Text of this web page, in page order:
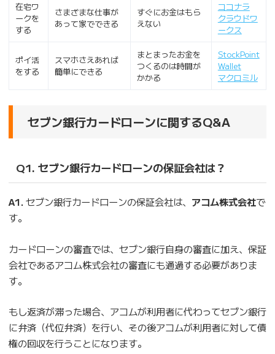
在宅ワ
ークを
する
さまざまな仕事が
あって家でできる
すぐにお金はもら
えない
ココナラ
クラウドワ
ークス
ポイ活
をする
スマホさえあれば
簡単にできる
まとまったお金を
つくるのは時間が
かかる
StockPoint
Wallet
マクロミル
セブン銀行カードローンに関するQ&A
Q1. セブン銀行カードローンの保証会社は？
A1. セブン銀行カードローンの保証会社は、 アコム株式会社で
す。
カードローンの審査では、セブン銀行自身の審査に加え、保証
会社であるアコム株式会社の審査にも通過する必要がありま
す。
もし返済が滞った場合、アコムが利用者に代わってセブン銀行
に弁済（代位弁済）を行い、その後アコムが利用者に対して債
権の回収を行うことになります。